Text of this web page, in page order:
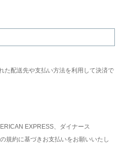
た配送先や支払い方法を利用して決済で
EXPRESS、ダイナース
規約に基づきお支払いをお願いいたし